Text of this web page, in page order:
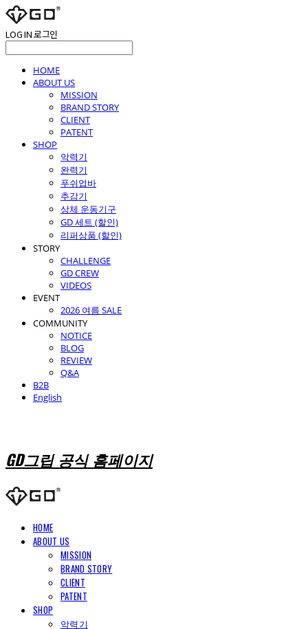
LOG IN로그인
HOME
ABOUT US
MISSION
BRAND STORY
CLIENT
PATENT
SHOP
악력기
완력기
푸쉬업바
추감기
상체 운동기구
GD 세트 (할인)
리퍼상품 (할인)
STORY
CHALLENGE
GD CREW
VIDEOS
EVENT
2026 여름 SALE
COMMUNITY
NOTICE
BLOG
REVIEW
Q&A
B2B
English
GD그립 공식 홈페이지
HOME
ABOUT US
MISSION
BRAND STORY
CLIENT
PATENT
SHOP
악력기